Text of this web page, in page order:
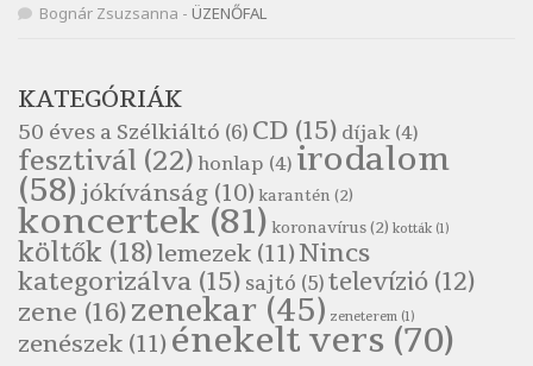
Népköltés: Reggeli köszöntő
Szélkiáltó
Pákolitz István: Bakarasz
Szélkiáltó
Pákolitz István: Csiga-biga
Szélkiáltó
Pákolitz István: Kiolvasó
Szélkiáltó
Páskándi Géza: Madárijesztő
Szélkiáltó
Bognár Zsuzsanna - ÜZENŐFAL
KATEGÓRIÁK
50 éves a Szélkiáltó (6) CD (15) díjak (4)
fesztivál (22) honlap (4) irodalom
(58)jókívánság (10) karantén (2)
koncertek(81) koronavírus(2) kották (1)
költők (18)lemezek (11)Nincs
kategorizálva (15) sajtó (5)televízió (12)
zene (16)zenekar (45) zeneterem (1)
zenészek (11) énekelt vers (70)